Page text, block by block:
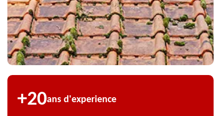
+20ans d'experience